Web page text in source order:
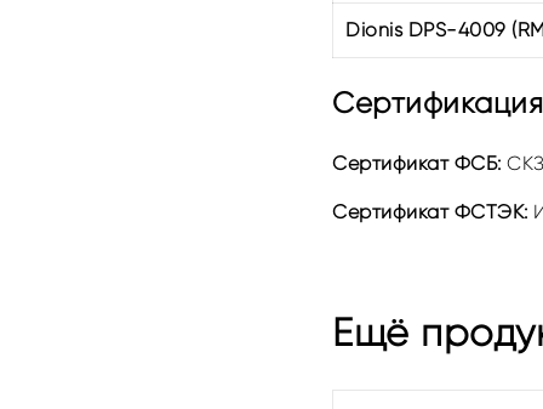
Dionis DPS-4009
Сертификат ФСБ:
Сертификат ФСТЭК:
Ещё